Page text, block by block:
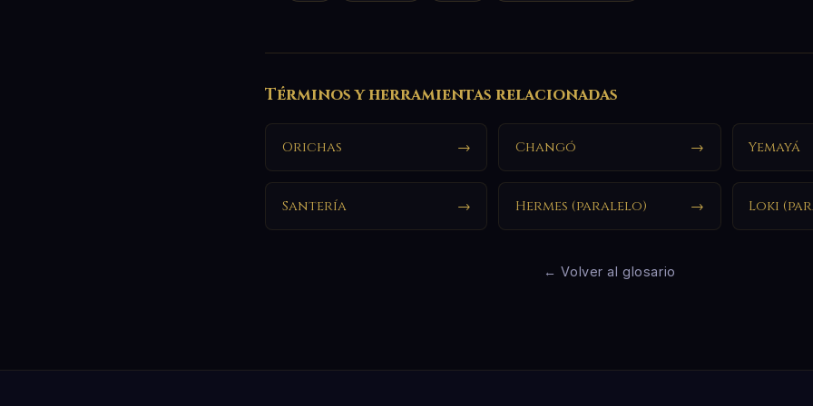
Términos y herramientas relacionadas
Orichas → Changó → Yemayá
Santería → Hermes (paralelo) → Loki
← Volver al glosario